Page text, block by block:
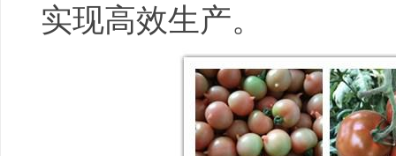
实现高效生产。